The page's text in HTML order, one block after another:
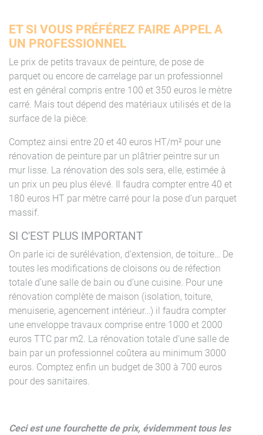
ET SI VOUS PRÉFÉREZ FAIRE APPEL A
UN PROFESSIONNEL
Le prix de petits travaux de peinture, de pose de
parquet ou encore de carrelage par un professionnel
est en général compris entre 100 et 350 euros le mètre
carré. Mais tout dépend des matériaux utilisés et de la
surface de la pièce.
Comptez ainsi entre 20 et 40 euros HT/m² pour une
rénovation de peinture par un plâtrier peintre sur un
mur lisse. La rénovation des sols sera, elle, estimée à
un prix un peu plus élevé. Il faudra compter entre 40 et
180 euros HT par mètre carré pour la pose d’un parquet
massif.
SI C'EST PLUS IMPORTANT
On parle ici de surélévation, d’extension, de toiture… De
toutes les modifications de cloisons ou de réfection
totale d’une salle de bain ou d’une cuisine. Pour une
rénovation complète de maison (isolation, toiture,
menuiserie, agencement intérieur…) il faudra compter
une enveloppe travaux comprise entre 1000 et 2000
euros TTC par m2. La rénovation totale d’une salle de
bain par un professionnel coûtera au minimum 3000
euros. Comptez enfin un budget de 300 à 700 euros
pour des sanitaires.
Ceci est une fourchette de prix, évidemment tous les